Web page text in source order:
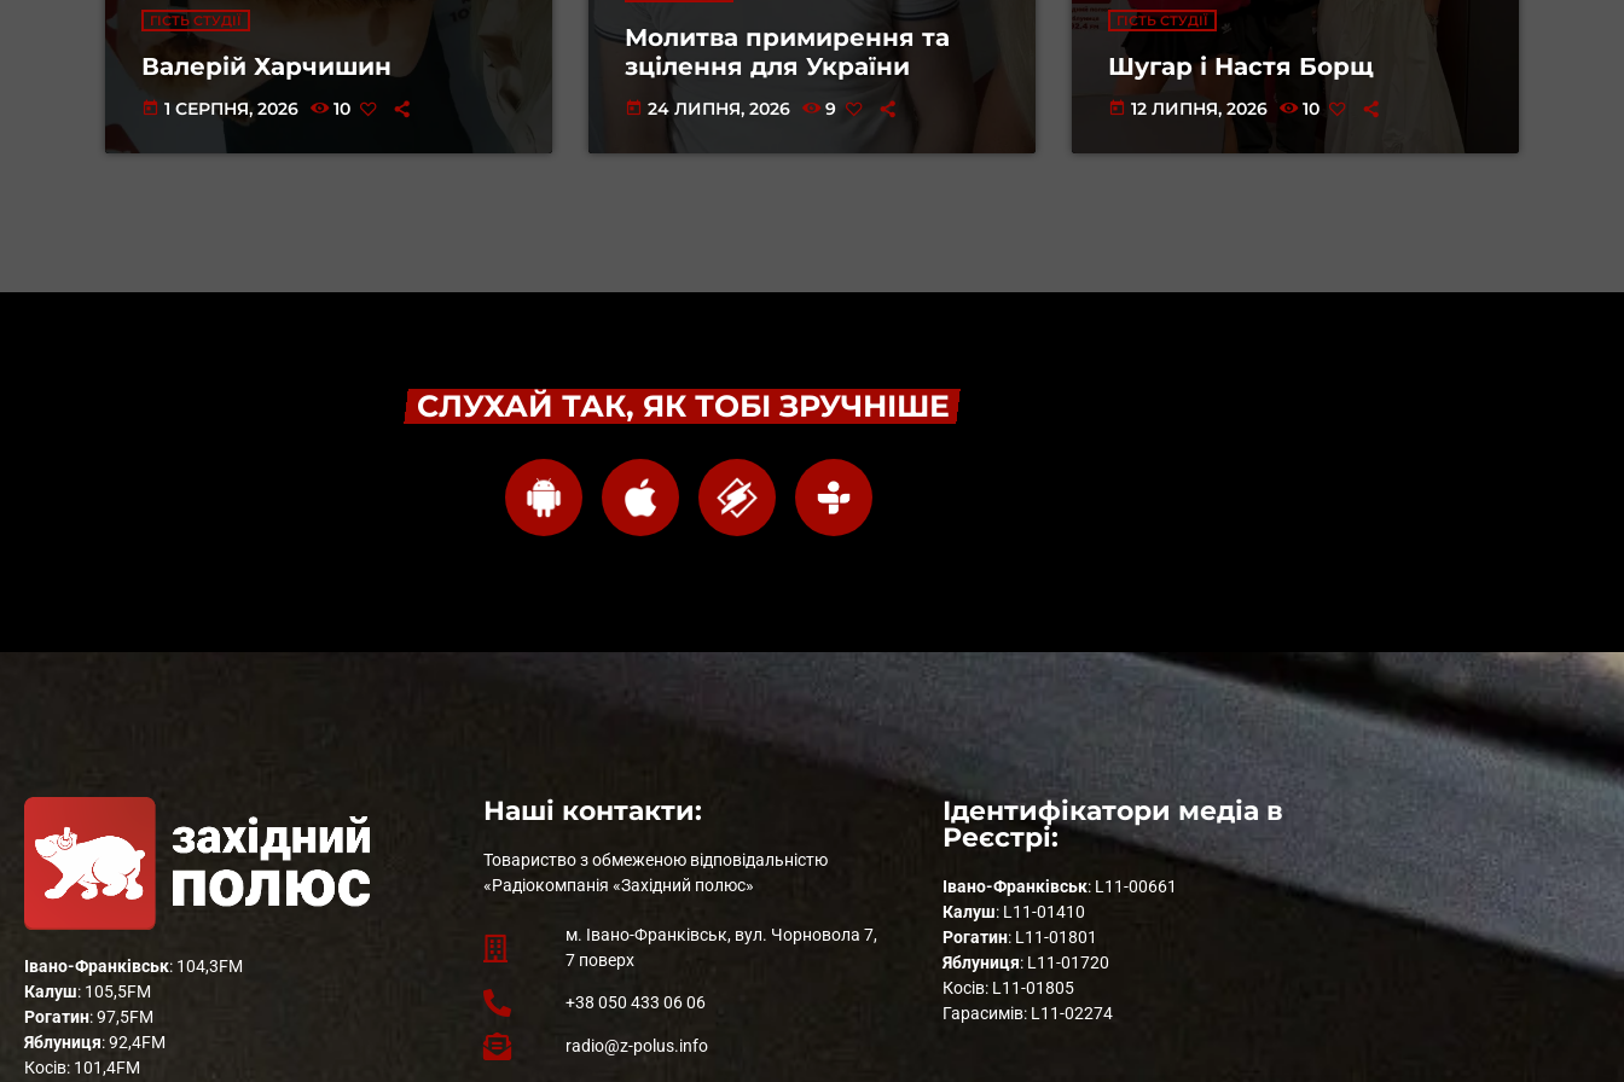
ГІСТЬ СТУДІЇ
Валерій Харчишин
today 1 СЕРПНЯ, 2026 10
Молитва примирення та
зцілення для України
today 24 ЛИПНЯ, 2026 9
ГІСТЬ СТУДІЇ
Шугар і Настя Борщ
today 12 ЛИПНЯ, 2026 10
СЛУХАЙ ТАК, ЯК ТОБІ ЗРУЧНІШЕ
Івано-Франківськ: 104,3FM
Калуш: 105,5FM
Рогатин: 97,5FM
Яблуниця: 92,4FM
Косів: 101,4FM
Наші контакти:
Товариство з обмеженою відповідальністю
«Радіокомпанія «Західний полюс»
м. Івано-Франківськ, вул. Чорновола 7,
7 поверх
+38 050 433 06 06
radio@z-polus.info
Ідентифікатори медіа в
Реєстрі:
Івано-Франківськ: L11-00661
Калуш: L11-01410
Рогатин: L11-01801
Яблуниця: L11-01720
Косів: L11-01805
Гарасимів: L11-02274